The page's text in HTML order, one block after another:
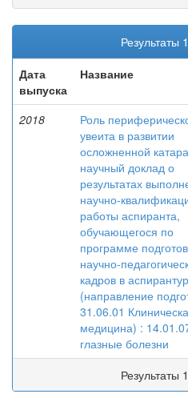
Результаты
Дата
выпуска
Название
2018
Роль
увеита в развитии
осложненной
научный доклад о
результатах
научно-
работы аспиранта,
обучающегося по
программе
научно-
кадров в
(направление
31.06.01
медицина) :
глазные болезни
Результаты